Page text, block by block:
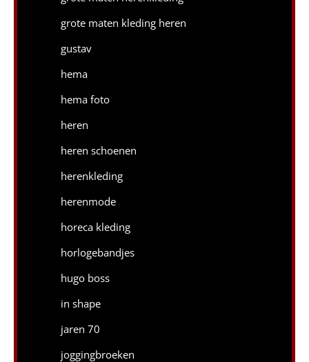
grote maten kleding heren
gustav
hema
hema foto
heren
heren schoenen
herenkleding
herenmode
horeca kleding
horlogebandjes
hugo boss
in shape
jaren 70
joggingbroeken